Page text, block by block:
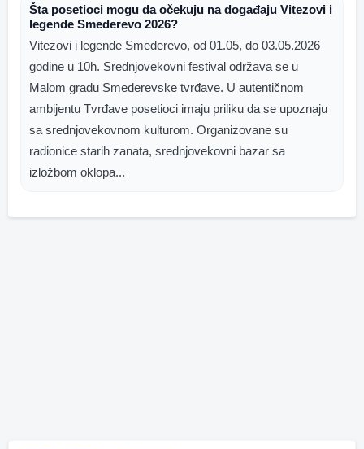
Šta posetioci mogu da očekuju na događaju Vitezovi i
legende Smederevo 2026?
Vitezovi i legende Smederevo, od 01.05, do 03.05.2026
godine u 10h. Srednjovekovni festival održava se u
Malom gradu Smederevske tvrđave. U autentičnom
ambijentu Tvrđave posetioci imaju priliku da se upoznaju
sa srednjovekovnom kulturom. Organizovane su
radionice starih zanata, srednjovekovni bazar sa
izložbom oklopa...